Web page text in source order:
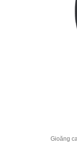
Gioăng